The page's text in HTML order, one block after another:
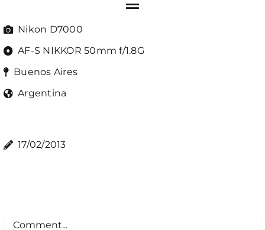
Nikon D7000
AF-S NIKKOR 50mm f/1.8G
Buenos Aires
Argentina
17/02/2013
Comment